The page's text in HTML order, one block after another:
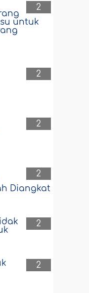
2
untuk
2
2
2
Diangkat
2
2